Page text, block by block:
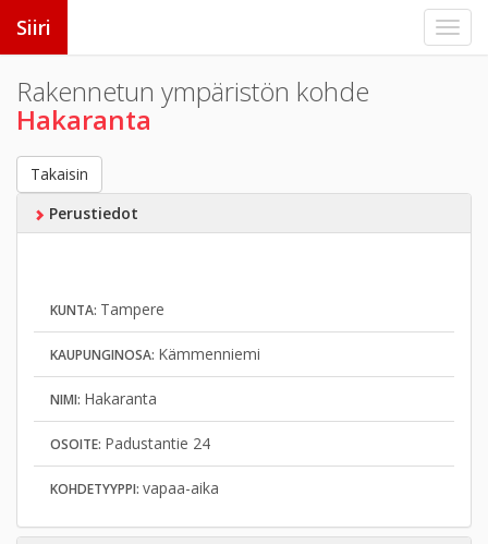
Siiri
Rakennetun ympäristön kohde
Hakaranta
Takaisin
Perustiedot
KUNTA: Tampere
KAUPUNGINOSA: Kämmenniemi
NIMI: Hakaranta
OSOITE: Padustantie 24
KOHDETYYPPI: vapaa-aika